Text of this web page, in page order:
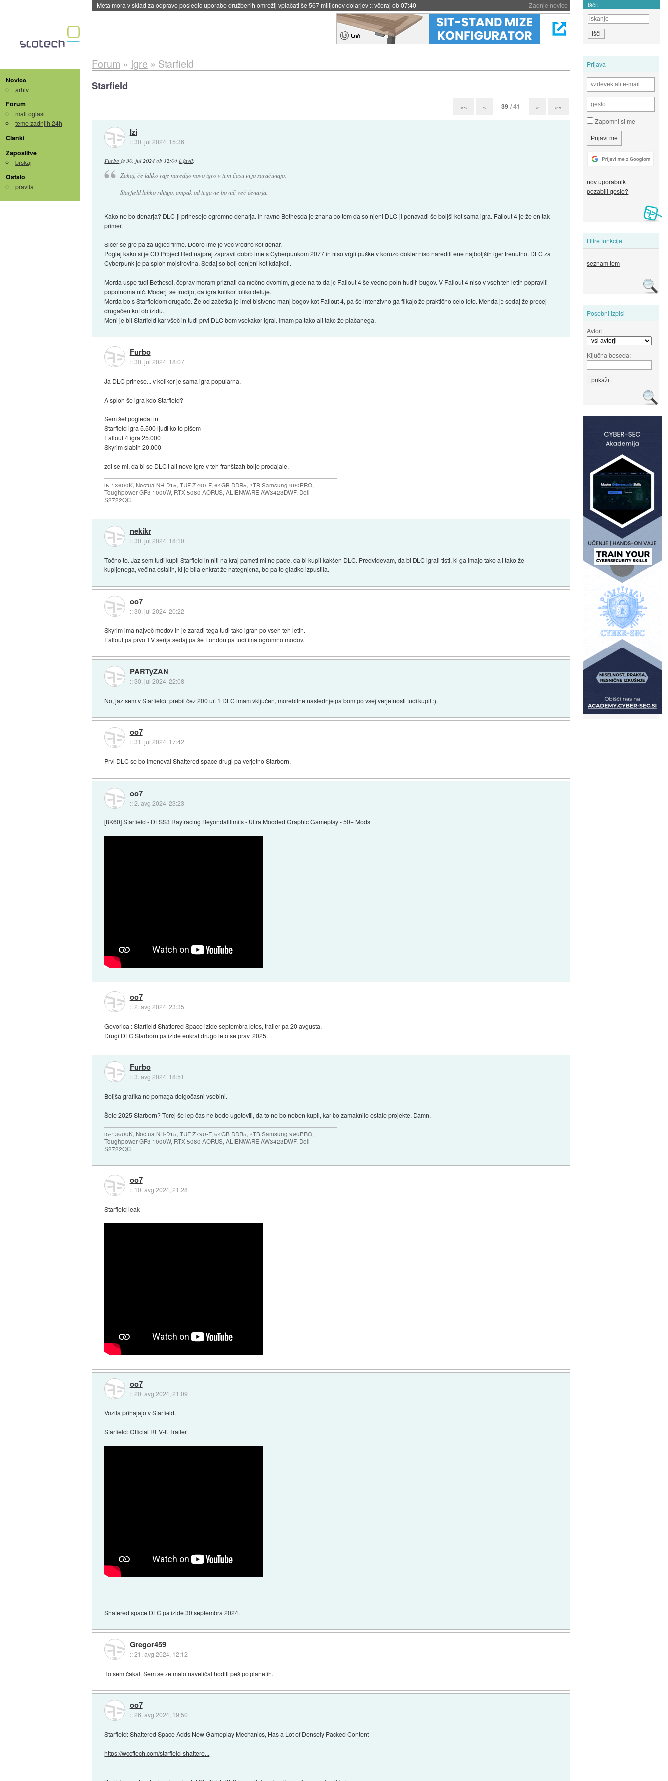
Zadnje novice
Meta mora v sklad za odpravo posledic uporabe družbenih omrežij vplačati še 567 milijonov dolarjev ::včeraj ob 07:40 Išči:
Novice
arhiv
Forum
mali oglasi
teme zadnjih 24h
Članki
Zaposlitve
brskaj
Ostalo
pravila
Prijava
Zapomni si me
nov uporabnik
pozabili geslo?
Hitre funkcije
seznam tem
Posebni izpisi
Avtor:
Ključna beseda:
Forum » Igre » Starfield
Starfield
«« « 39 / 41 » »»
Izi
::30. jul 2024, 15:36
Furbo je 30. jul 2024 ob 12:04 izjavil:
Zakaj, če lahko raje naredijo novo igro v tem času in jo zaračunajo.
Starfield lahko rihtajo, ampak od tega ne bo nič več denarja.
Kako ne bo denarja? DLC-ji prinesejo ogromno denarja. In ravno Bethesda je znana po tem da so njeni DLC-ji ponavadi še boljši kot sama igra. Fallout 4 je že en tak
primer.
Sicer se gre pa za ugled firme. Dobro ime je več vredno kot denar.
Poglej kako si je CD Project Red najprej zapravil dobro ime s Cyberpunkom 2077 in niso vrgli puške v koruzo dokler niso naredili ene najboljših iger trenutno. DLC za
Cyberpunk je pa sploh mojstrovina. Sedaj so bolj cenjeni kot kdajkoli.
Morda uspe tudi Bethesdi, čeprav moram priznati da močno dvomim, glede na to da je Fallout 4 še vedno poln hudih bugov. V Fallout 4 niso v vseh teh letih popravili
popolnoma nič. Moderji se trudijo, da igra kolikor toliko deluje.
Morda bo s Starfieldom drugače. Že od začetka je imel bistveno manj bogov kot Fallout 4, pa še intenzivno ga flikajo že praktično celo leto. Menda je sedaj že precej
drugačen kot ob izidu.
Meni je bil Starfield kar všeč in tudi prvi DLC bom vsekakor igral. Imam pa tako ali tako že plačanega.
Furbo
::30. jul 2024, 18:07
Ja DLC prinese... v kolikor je sama igra popularna.
A sploh še igra kdo Starfield?
Sem šel pogledat in
Starfield igra 5.500 ljudi ko to pišem
Fallout 4 igra 25.000
Skyrim slabih 20.000
zdi se mi, da bi se DLCji ali nove igre v teh franšizah bolje prodajale.
i5-13600K, Noctua NH-D15, TUF Z790-F, 64GB DDR5, 2TB Samsung 990PRO,
Toughpower GF3 1000W, RTX 5080 AORUS, ALIENWARE AW3423DWF, Dell
S2722QC
nekikr
::30. jul 2024, 18:10
Točno to. Jaz sem tudi kupil Starfield in niti na kraj pameti mi ne pade, da bi kupil kakšen DLC. Predvidevam, da bi DLC igrali tisti, ki ga imajo tako ali tako že
kupljenega, večina ostalih, ki je bila enkrat že nategnjena, bo pa to gladko izpustila.
oo7
::30. jul 2024, 20:22
Skyrim ima največ modov in je zaradi tega tudi tako igran po vseh teh letih.
Fallout pa prvo TV serija sedaj pa še London pa tudi ima ogromno modov.
PARTyZAN
::30. jul 2024, 22:08
No, jaz sem v Starfieldu prebil čez 200 ur. 1 DLC imam vključen, morebitne naslednje pa bom po vsej verjetnosti tudi kupil :).
oo7
::31. jul 2024, 17:42
Prvi DLC se bo imenoval Shattered space drugi pa verjetno Starborn.
oo7
::2. avg 2024, 23:23
[8K60] Starfield - DLSS3 Raytracing Beyondalllimits - Ultra Modded Graphic Gameplay - 50+ Mods
oo7
::2. avg 2024, 23:35
Govorica : Starfield Shattered Space izide septembra letos, trailer pa 20 avgusta.
Drugi DLC Starborn pa izide enkrat drugo leto se pravi 2025.
Furbo
::3. avg 2024, 18:51
Boljša grafika ne pomaga dolgočasni vsebini.
Šele 2025 Starborn? Torej še lep čas ne bodo ugotovili, da to ne bo noben kupil, kar bo zamaknilo ostale projekte. Damn.
i5-13600K, Noctua NH-D15, TUF Z790-F, 64GB DDR5, 2TB Samsung 990PRO,
Toughpower GF3 1000W, RTX 5080 AORUS, ALIENWARE AW3423DWF, Dell
S2722QC
oo7
:: 10. avg 2024, 21:28
Starfield leak
oo7
::20. avg 2024, 21:09
Vozila prihajajo v Starfield.
Starfield: Official REV-8 Trailer
Shatered space DLC pa izide 30 septembra 2024.
Gregor459
::21. avg 2024, 12:12
To sem čakal. Sem se že malo naveličal hoditi peš po planetih.
oo7
::26. avg 2024, 19:50
Starfield: Shattered Space Adds New Gameplay Mechanics, Has a Lot of Densely Packed Content
https://wccftech.com/starfield-shattere...